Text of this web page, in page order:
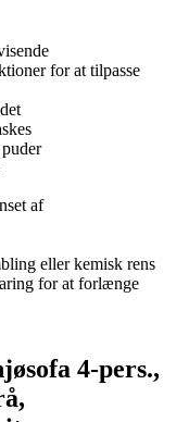
for at tilpasse
af
eller kemisk rens
for at forlænge
4-pers.,